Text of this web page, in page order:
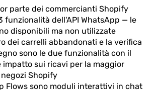
parte dei commercianti Shopify
funzionalità dell'API WhatsApp — le
disponibili ma non utilizzate
dei carrelli abbandonati e la verifica
sono le due funzionalità con il
impatto sui ricavi per la maggior
Shopify
Flows sono moduli interattivi in chat